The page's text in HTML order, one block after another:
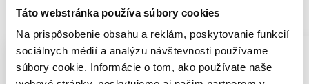
Táto webstránka používa súbory cookies
Na prispôsobenie obsahu a reklám, poskytovanie funkcií
sociálnych médií a analýzu návštevnosti používame
súbory cookie. Informácie o tom, ako používate naše